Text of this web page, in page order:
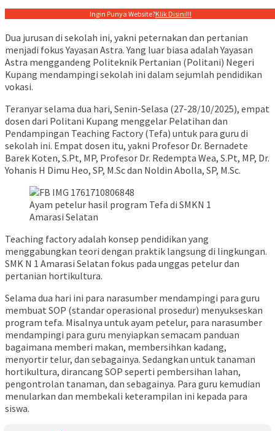
Ingin Punya Website?Klik Disini!!!
Dua jurusan di sekolah ini, yakni peternakan dan pertanian
menjadi fokus Yayasan Astra. Yang luar biasa adalah Yayasan
Astra menggandeng Politeknik Pertanian (Politani) Negeri
Kupang mendampingi sekolah ini dalam sejumlah pendidikan
vokasi.
Teranyar selama dua hari, Senin-Selasa (27-28/10/2025), empat
dosen dari Politani Kupang menggelar Pelatihan dan
Pendampingan Teaching Factory (Tefa) untuk para guru di
sekolah ini. Empat dosen itu, yakni Profesor Dr. Bernadete
Barek Koten, S.Pt, MP, Profesor Dr. Redempta Wea, S.Pt, MP, Dr.
Yohanis H Dimu Heo, SP, M.Sc dan Noldin Abolla, SP, M.Sc.
Ayam petelur hasil program Tefa di SMKN 1
Amarasi Selatan
Teaching factory adalah konsep pendidikan yang
menggabungkan teori dengan praktik langsung di lingkungan.
SMK N 1 Amarasi Selatan fokus pada unggas petelur dan
pertanian hortikultura.
Selama dua hari ini para narasumber mendampingi para guru
membuat SOP (standar operasional prosedur) menyukseskan
program tefa. Misalnya untuk ayam petelur, para narasumber
mendampingi para guru menyiapkan semacam panduan
bagaimana memberi makan, membersihkan kadang,
menyortir telur, dan sebagainya. Sedangkan untuk tanaman
hortikultura, dirancang SOP seperti pembersihan lahan,
pengontrolan tanaman, dan sebagainya. Para guru kemudian
menularkan dan membekali keterampilan ini kepada para
siswa.